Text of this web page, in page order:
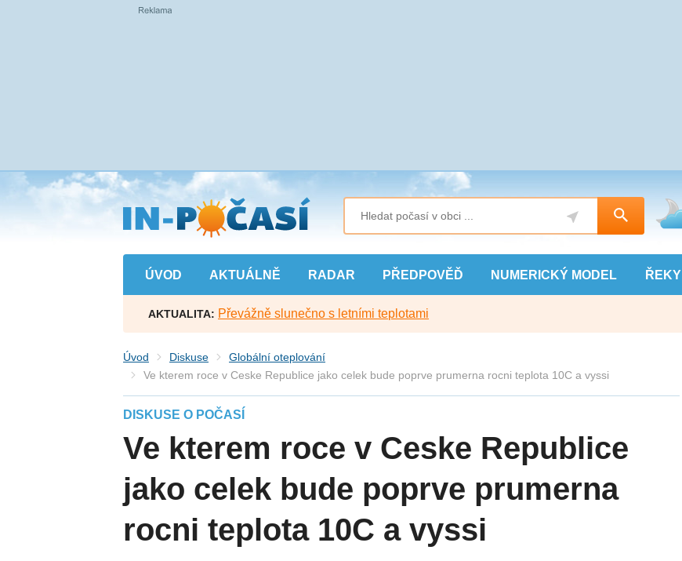
Přejít
na
hlavní
obsah
ÚVOD AKTUÁLNĚ RADAR PŘEDPOVĚĎ NUMERICKÝ MODEL ŘEKY
AKTUALITA: Převážně slunečno s letními teplotami
Úvod Diskuse
Globální oteplování
Ve kterem roce v Ceske Republice jako celek bude poprve prumerna rocni teplota 10C a vyssi
DISKUSE O POČASÍ
Ve kterem roce v Ceske Republice
jako celek bude poprve prumerna
rocni teplota 10C a vyssi